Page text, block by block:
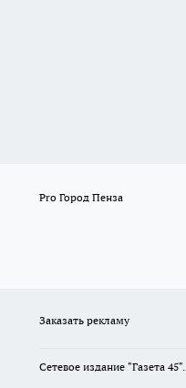
Pro Город Пенза
Заказать рекламу
Сетевое издание "Газета 45".